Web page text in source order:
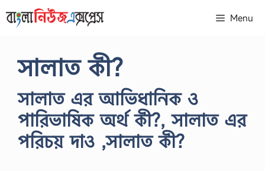
to
Menu
সালাত কী?
সালাত এর আভিধানিক ও
পারিভাষিক অর্থ কী?, সালাত এর
পরিচয় দাও ,সালাত কী?